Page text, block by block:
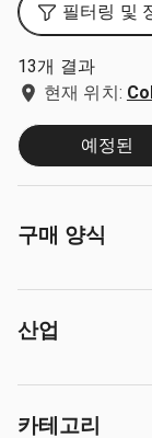
필터링 및
13개 결과
현재 위치:
예정된
구매 양식
산업
카테고리